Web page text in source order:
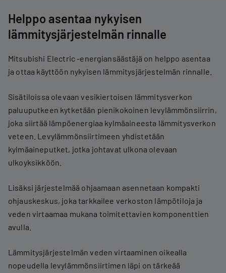
Helppo asentaa nykyisen
lämmitysjärjestelmän rinnalle
Mitsubishi Electric -energiansäästäjä on helppo asentaa
ja ottaa käyttöön nykyisen lämmitysjärjestelmän rinnalle.
Sisätiloissa olevaan vesikiertoisen lämmitysverkon
paluuputkeen kytketään pienikokoinen levylämmönsiirrin,
joka siirtää lämpöenergiaa kylmäaineesta lämmitysverkon
veteen. Levylämmönsiirtimeen yhdistetään
kylmäaineputket, jotka johtavat ulkona olevaan
ulkoyksikköön.
Lisäksi järjestelmää ohjaamaan asennetaan kompakti
ohjauskeskus, joka tarkkailee verkoston lämpötiloja ja
veden virtaamaa mukana toimitettavien komponenttien
avulla.
Lämmitysjärjestelmän veden virtaaminen oikealla
nopeudella levylämmönsiirtimen läpi on tärkeää